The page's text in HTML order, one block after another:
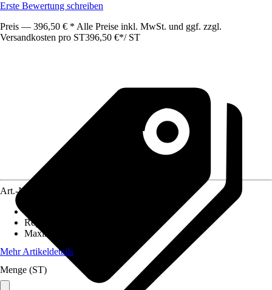
Erste Bewertung schreiben
Preis — 396,50 € * Alle Preise inkl. MwSt. und ggf. zzgl.
Versandkosten pro ST396,50 €*/ ST
Art.-Nr.
Regelung
Maximale Förderhöhe
Mehr Artikeldetails
Menge (ST)